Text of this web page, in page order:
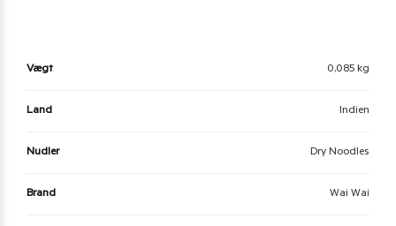
Vægt 0,085 kg
Land Indien
Nudler Dry Noodles
Brand Wai Wai